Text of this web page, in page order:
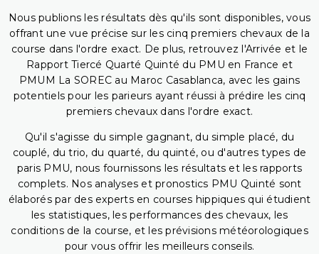
Nous publions les résultats dès qu'ils sont disponibles, vous
offrant une vue précise sur les cinq premiers chevaux de la
course dans l'ordre exact. De plus, retrouvez l'Arrivée et le
Rapport Tiercé Quarté Quinté du PMU en France et
PMUM La SOREC au Maroc Casablanca, avec les gains
potentiels pour les parieurs ayant réussi à prédire les cinq
premiers chevaux dans l'ordre exact.
Qu'il s'agisse du simple gagnant, du simple placé, du
couplé, du trio, du quarté, du quinté, ou d'autres types de
paris PMU, nous fournissons les résultats et les rapports
complets. Nos analyses et pronostics PMU Quinté sont
élaborés par des experts en courses hippiques qui étudient
les statistiques, les performances des chevaux, les
conditions de la course, et les prévisions météorologiques
pour vous offrir les meilleurs conseils.